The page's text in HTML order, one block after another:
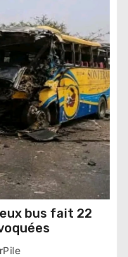
bus fait 22